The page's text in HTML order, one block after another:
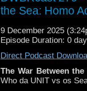
the Sea: Homo
9 December 2025
Episode Duration: 0
Direct Podcast
The War Between
Who da UNIT vs os